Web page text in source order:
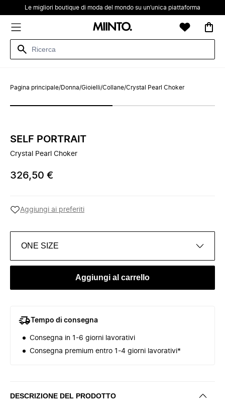
Le migliori boutique di moda del mondo su un’unica piattaforma
Pagina principale/Donna/Gioielli/Collane/Crystal Pearl Choker
SELF PORTRAIT
Crystal Pearl Choker
326,50 €
Aggiungi ai preferiti
ONE SIZE
Aggiungi al carrello
Tempo di consegna
Consegna in 1-6 giorni lavorativi
Consegna premium entro 1-4 giorni lavorativi*
DESCRIZIONE DEL PRODOTTO